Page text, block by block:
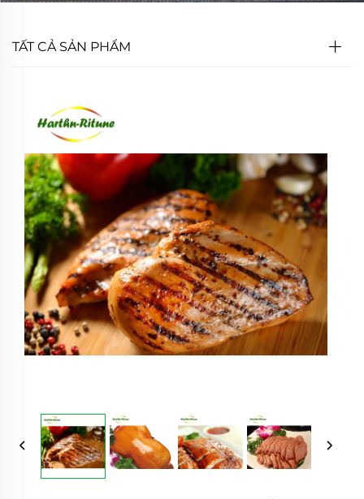
TẤT CẢ SẢN PHẨM